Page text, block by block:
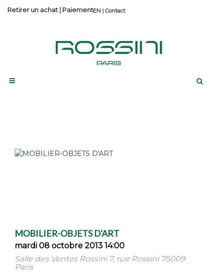
Contact
Retirer un achat | Paiement
MOBILIER-OBJETS D'ART
mardi 08 octobre 2013 14:00
Salle des Ventes Rossini 7, rue Rossini 75009
Paris